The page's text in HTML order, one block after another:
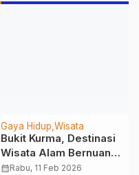
Gaya Hidup Wisata
Bukit Kurma, Destinasi
Wisata Alam Bernuansa
Sejuk di Sukabumi
calendar_monthRabu, 11 Feb 2026